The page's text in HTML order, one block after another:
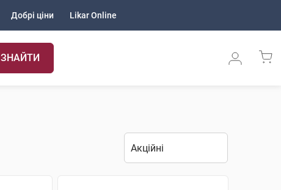
Добрі ціни Likar Online
ЗНАЙТИ